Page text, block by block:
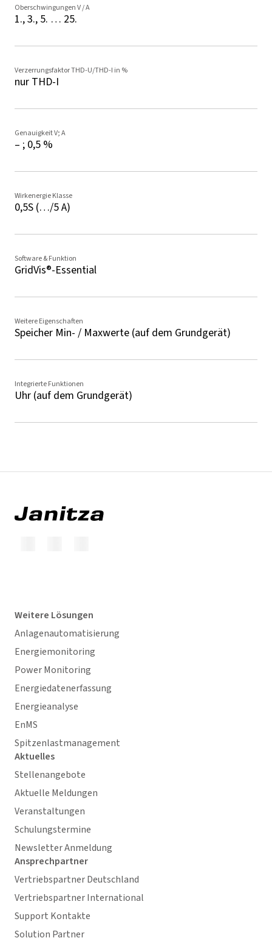
Oberschwingungen V / A
1., 3., 5. … 25.
Verzerrungsfaktor THD-U/THD-I in %
nur THD-I
Genauigkeit V; A
– ; 0,5 %
Wirkenergie Klasse
0,5S (…/5 A)
Software & Funktion
GridVis®-Essential
Weitere Eigenschaften
Speicher Min- / Maxwerte (auf dem Grundgerät)
Integrierte Funktionen
Uhr (auf dem Grundgerät)
Weitere Lösungen
Anlagenautomatisierung
Energiemonitoring
Power Monitoring
Energiedatenerfassung
Energieanalyse
EnMS
Spitzenlastmanagement
Aktuelles
Stellenangebote
Aktuelle Meldungen
Veranstaltungen
Schulungstermine
Newsletter Anmeldung
Ansprechpartner
Vertriebspartner Deutschland
Vertriebspartner International
Support Kontakte
Solution Partner